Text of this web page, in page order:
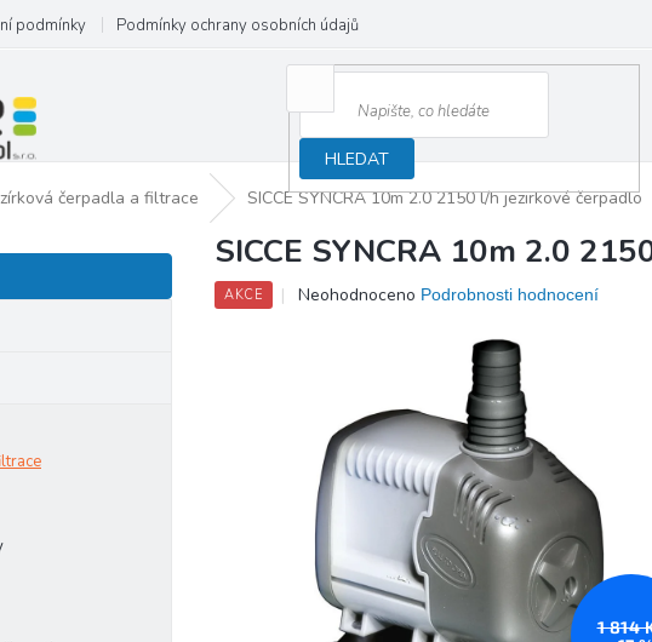
podmínky Podmínky ochrany osobních údajů
HLEDAT
čerpadla a filtrace SICCE SYNCRA 10m 2.0 2150 l/h jezirkové čerpadlo
SICCE SYNCRA 10m 2.0
AKCE
Průměrné
hvězdiček.
Neohodnoceno Podrobnosti hodnocení
1 814